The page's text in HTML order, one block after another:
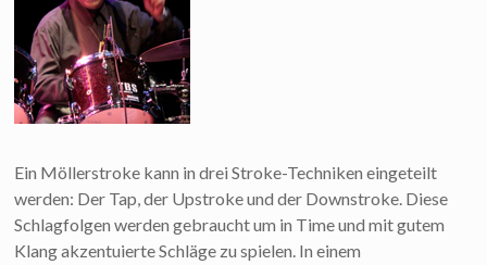
Ein Möllerstroke kann in drei Stroke-Techniken eingeteilt
werden: Der Tap, der Upstroke und der Downstroke. Diese
Schlagfolgen werden gebraucht um in Time und mit gutem
Klang akzentuierte Schläge zu spielen. In einem